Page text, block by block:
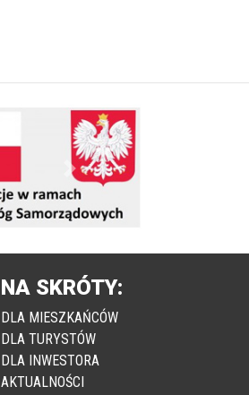
Następny
NA SKRÓTY:
DLA MIESZKAŃCÓW
DLA TURYSTÓW
DLA INWESTORA
AKTUALNOŚCI